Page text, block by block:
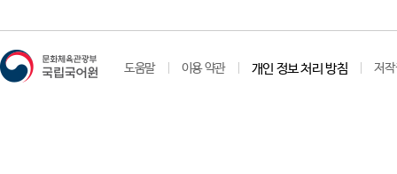
도움말 이용 약관 개인 정보 처리 방침 저